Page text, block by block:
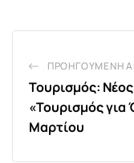
ΠΡΟΗΓΟΎΜΕΝΗ
Τουρισμός:
«Τουρισμός για
Μαρτίου